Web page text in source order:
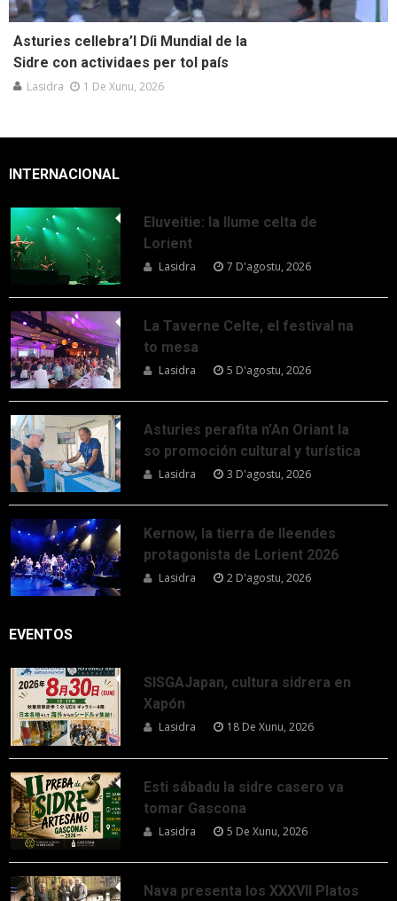
Asturies cellebra’l Díi Mundial de la
Sidre con actividaes per tol país
Lasidra 1 De Xunu, 2026
INTERNACIONAL
Eluveitie: la llume celta de
Lorient
Lasidra 7 D'agostu, 2026
La Taverne Celte, el festival na
to mesa
Lasidra 5 D'agostu, 2026
Asturies perafita n’An Oriant la
so promoción cultural y turística
Lasidra 3 D'agostu, 2026
Kernow, la tierra de lleendes
protagonista de Lorient 2026
Lasidra 2 D'agostu, 2026
EVENTOS
SISGAJapan, cultura sidrera en
Xapón
Lasidra 18 De Xunu, 2026
Esti sábadu la sidre casero va
tomar Gascona
Lasidra 5 De Xunu, 2026
Nava presenta los XXXVII Platos